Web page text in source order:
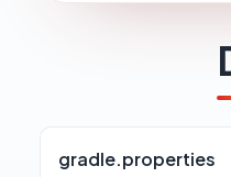
gradle.properties